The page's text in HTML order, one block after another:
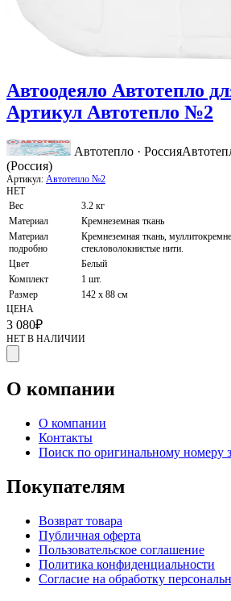
Автоодеяло Автотепло
Артикул Автотепло №2
Автотепло · Россия
(Россия)
Артикул: Автотепло №2
НЕТ
Вес
3.2 кг
Материал
Кремнеземная ткань
Материал
подробно
Кремнеземная ткань,
стекловолокнистые нити.
Цвет
Белый
Комплект
1 шт.
Размер
142 х 88 см
ЦЕНА
3 080₽
НЕТ В НАЛИЧИИ
О компании
О компании
Контакты
Поиск по оригинальному номеру
Покупателям
Возврат товара
Публичная оферта
Пользовательское соглашение
Политика конфиденциальности
Согласие на обработку